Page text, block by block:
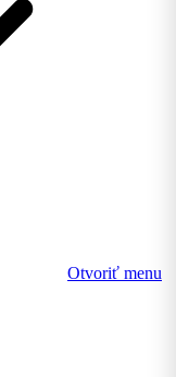
Otvoriť menu